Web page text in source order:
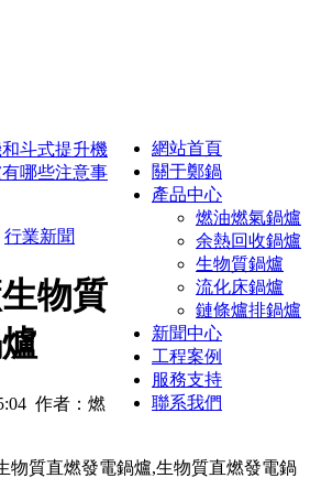
網站首頁
關于鄭鍋
產品中心
燃油燃氣鍋爐
余熱回收鍋爐
生物質鍋爐
流化床鍋爐
鏈條爐排鍋爐
新聞中心
工程案例
服務支持
聯系我們
斗式提升機
哪些注意事
行業新聞
物質
作者：燃
物質直燃發電鍋爐,生物質直燃發電鍋